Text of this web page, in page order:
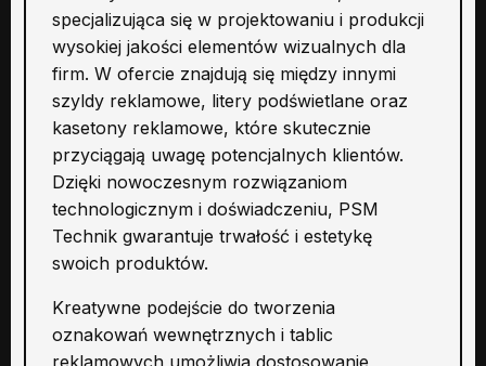
specjalizująca się w projektowaniu i produkcji
wysokiej jakości elementów wizualnych dla
firm. W ofercie znajdują się między innymi
szyldy reklamowe, litery podświetlane oraz
kasetony reklamowe, które skutecznie
przyciągają uwagę potencjalnych klientów.
Dzięki nowoczesnym rozwiązaniom
technologicznym i doświadczeniu, PSM
Technik gwarantuje trwałość i estetykę
swoich produktów.
Kreatywne podejście do tworzenia
oznakowań wewnętrznych i tablic
reklamowych umożliwia dostosowanie